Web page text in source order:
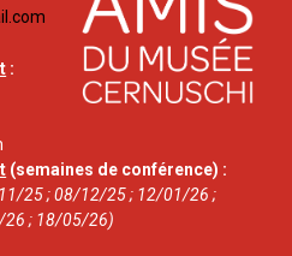
:
(semaines de conférence) :
25 ; 08/12/25 ; 12/01/26 ;
; 18/05/26)